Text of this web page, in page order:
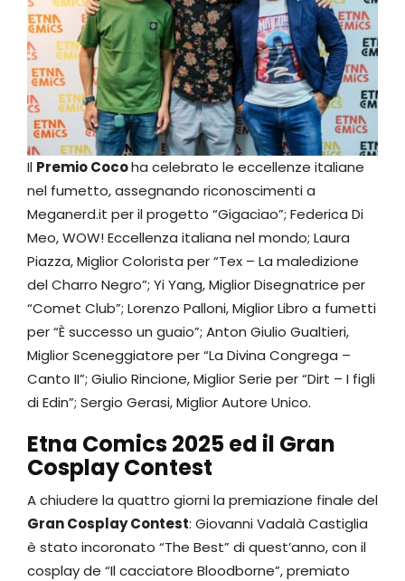
Il Premio Cocoha celebrato le eccellenze italiane
nel fumetto, assegnando riconoscimenti a
Meganerd.it per il progetto “Gigaciao”; Federica Di
Meo, WOW! Eccellenza italiana nel mondo; Laura
Piazza, Miglior Colorista per “Tex – La maledizione
del Charro Negro”; Yi Yang, Miglior Disegnatrice per
“Comet Club”; Lorenzo Palloni, Miglior Libro a fumetti
per “È successo un guaio”; Anton Giulio Gualtieri,
Miglior Sceneggiatore per “La Divina Congrega –
Canto II”; Giulio Rincione, Miglior Serie per “Dirt – I figli
di Edin”; Sergio Gerasi, Miglior Autore Unico.
Etna Comics 2025 ed il Gran
Cosplay Contest
A chiudere la quattro giorni la premiazione finale del
Gran Cosplay Contest: Giovanni Vadalà Castiglia
è stato incoronato “The Best” di quest’anno, con il
cosplay de “Il cacciatore Bloodborne”, premiato